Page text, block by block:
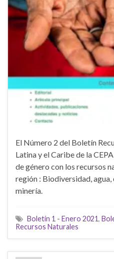
El Número 2 del Boletín
Latina y el Caribe de la
de género con los recursos
región : Biodiversidad,
minería.
Boletín 1 - Enero 2021,
Recursos Naturales